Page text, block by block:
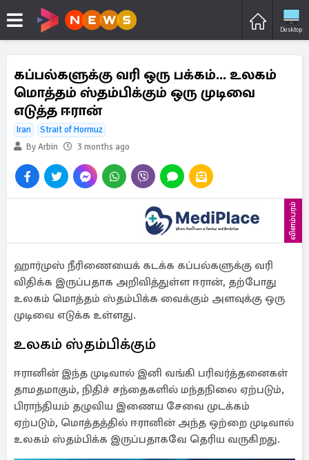
Desktop
கப்பல்களுக்கு வரி ஒரு பக்கம்... உலகம்
மொத்தம் ஸ்தம்பிக்கும் ஒரு முடிவை
எடுத்த ஈரான்
Iran
Strait of Hormuz
By Arbin
3 months ago
விளம்பரம்
ஹார்முஸ் நீரிணையைக் கடக்க கப்பல்களுக்கு வரி
விதிக்க இருப்பதாக அறிவித்துள்ள ஈரான், தற்போது
உலகம் மொத்தம் ஸ்தம்பிக்க வைக்கும் அளவுக்கு ஒரு
முடிவை எடுக்க உள்ளது.
உலகம் ஸ்தம்பிக்கும்
ஈரானின் இந்த முடிவால் இனி வங்கி பரிவர்த்தனைகள்
தாமதமாகும், நிதிச் சந்தைகளில் மந்தநிலை ஏற்படும்,
பிராந்தியம் தழுவிய இணைய சேவை முடக்கம்
ஏற்படும், மொத்தத்தில் ஈரானின் அந்த ஒற்றை முடிவால்
உலகம் ஸ்தம்பிக்க இருப்பதாகவே தெரிய வருகிறது.